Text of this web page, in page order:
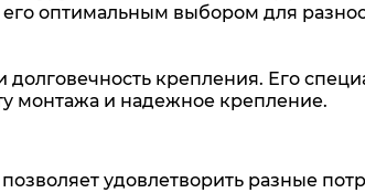
оптимальным выбором для
крепления. Его
монтажа и надежное крепление.
удовлетворить разные